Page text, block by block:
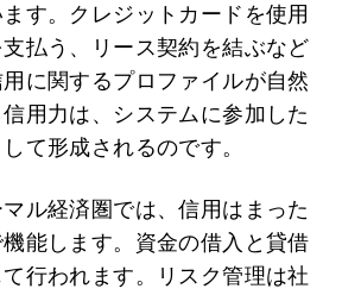
す。クレジットカードを使用
払う、リース契約を結ぶなど
に関するプロファイルが自然
用力は、システムに参加した
て形成されるのです。
ル経済圏では、信用はまった
能します。資金の借入と貸借
行われます。リスク管理は社